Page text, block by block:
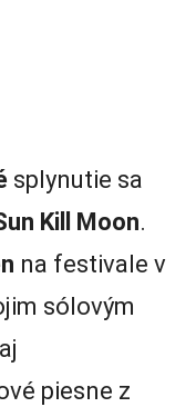
splynutie sa
Kill Moon.
na festivale v
sólovým
piesne z